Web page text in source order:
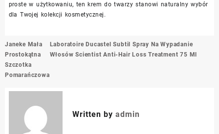
proste w użytkowaniu, ten krem do twarzy stanowi naturalny wybór
dla Twojej kolekcji kosmetycznej.
Nawigacja
wpisu
Janeke Mała
Prostokątna
Szczotka
Pomarańczowa
Laboratoire Ducastel Subtil Spray Na Wypadanie
Włosów Scientist Anti-Hair Loss Treatment 75 Ml
Written by admin